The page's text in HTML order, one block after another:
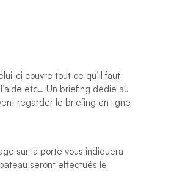
ci couvre tout ce qu’il faut
etc… Un briefing dédié au
regarder le briefing en ligne
sur la porte vous indiquera
seront effectués le